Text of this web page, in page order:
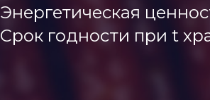
Энергетическая
Срок годности при t